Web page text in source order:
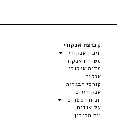
קבוצת אנקורי
תיכון אנקורי
סטודיו אנקורי
מדיה אנקורי
אנקור
קורסי הבגרות
אנקוריזום
חנות הספרים
על אודות
יום הזכרון